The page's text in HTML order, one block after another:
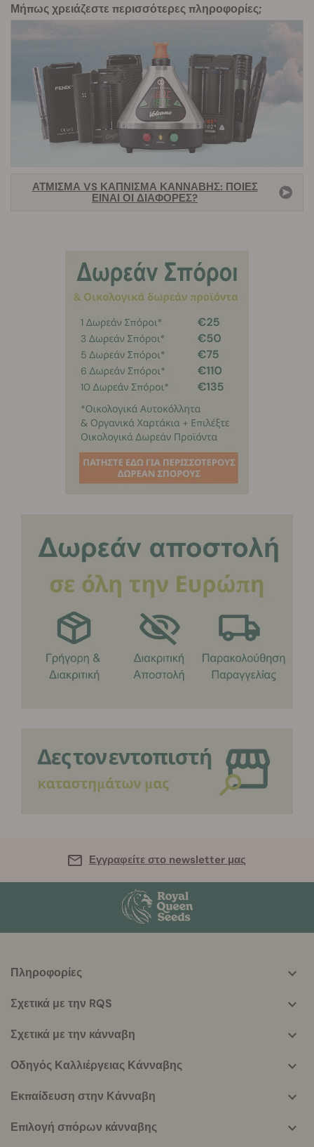
Μήπως χρειάζεστε περισσότερες πληροφορίες;
ΆΤΜΙΣΜΑ VS ΚΆΠΝΙΣΜΑ ΚΆΝΝΑΒΗΣ: ΠΟΙΕΣ
ΕΊΝΑΙ ΟΙ ΔΙΑΦΟΡΈΣ?
Εγγραφείτε στο newsletter μας
More
info
Πληροφορίες
Σχετικά με την RQS
Σχετικά με την κάνναβη
Οδηγός Καλλιέργειας Κάνναβης
Εκπαίδευση στην Κάνναβη
Επιλογή σπόρων κάνναβης